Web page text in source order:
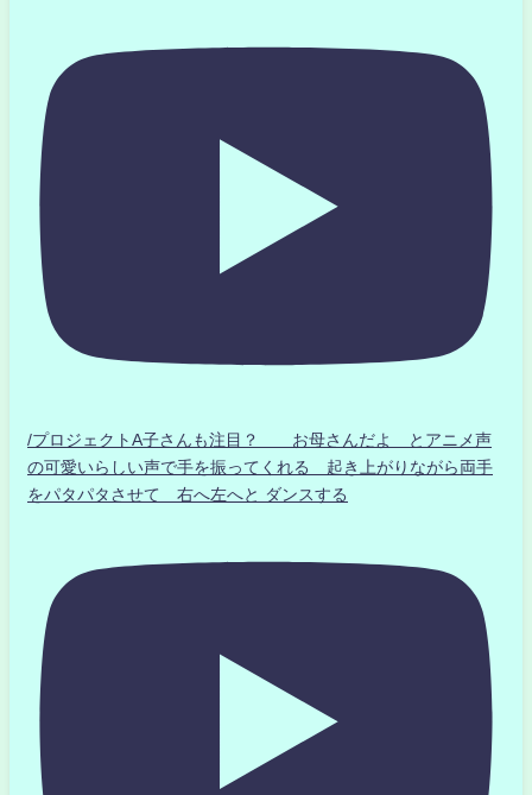
/プロジェクトA子さんも注目？ お母さんだよ とアニメ声
の可愛いらしい声で手を振ってくれる 起き上がりながら両手
をパタパタさせて 右へ左へと ダンスする